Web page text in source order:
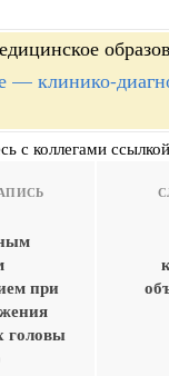
— клинико-
с коллегами
при
головы